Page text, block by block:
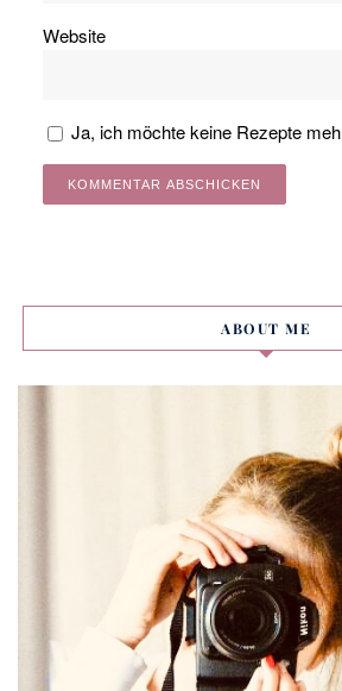
Website
Ja, ich möchte keine Rezepte
ABOUT ME